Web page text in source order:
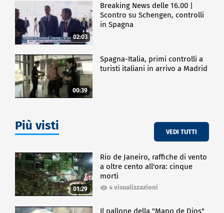
02:03
Breaking News delle 16.00 |
Scontro su Schengen, controlli
in Spagna
00:39
Spagna-Italia, primi controlli a
turisti italiani in arrivo a Madrid
Più visti VEDI TUTTI
01:29
Rio de Janeiro, raffiche di vento
a oltre cento all'ora: cinque
morti
4 visualizzazioni
Il pallone della "Mano de Dios"